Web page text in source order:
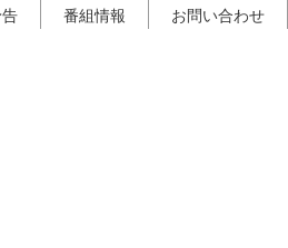
番組情報 お問い合わせ